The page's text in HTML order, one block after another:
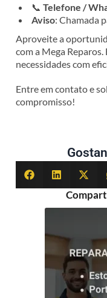
📞Telefone /
Aviso: Chamada
Aproveite a
com a Mega
necessidades com
Entre em contato e
compromisso!